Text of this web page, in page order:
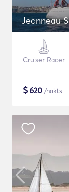
Jeanneau
Cruiser Racer
$620 /nakts